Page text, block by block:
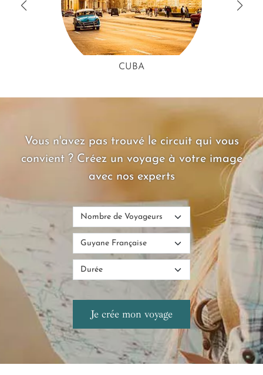
CUBA
Vous n'avez pas trouvé le circuit qui vous
convient ? Créez un voyage à votre image
avec nos experts